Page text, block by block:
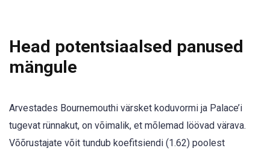
Head potentsiaalsed panused
mängule
Arvestades Bournemouthi värsket koduvormi ja Palace’i
tugevat rünnakut, on võimalik, et mõlemad löövad värava.
Võõrustajate võit tundub koefitsiendi (1.62) poolest